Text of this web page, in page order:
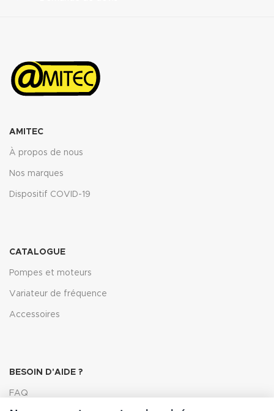
AMITEC
À propos de nous
Nos marques
Dispositif COVID-19
CATALOGUE
Pompes et moteurs
Variateur de fréquence
Accessoires
BESOIN D'AIDE ?
FAQ